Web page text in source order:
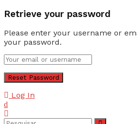
Retrieve your password
Please enter your username or
your password.
Log In